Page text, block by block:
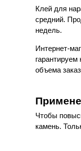
Клей для
средний.
недель.
Интернет-
объема
Чтобы
камень.